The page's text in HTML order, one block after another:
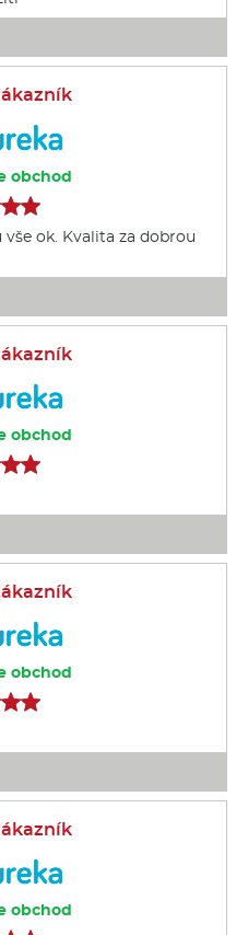
obchod
ok. Kvalita za dobrou
obchod
obchod
obchod